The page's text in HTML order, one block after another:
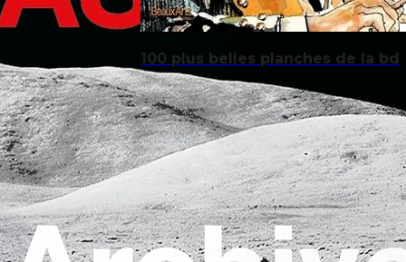
100 plus belles planches de la bd